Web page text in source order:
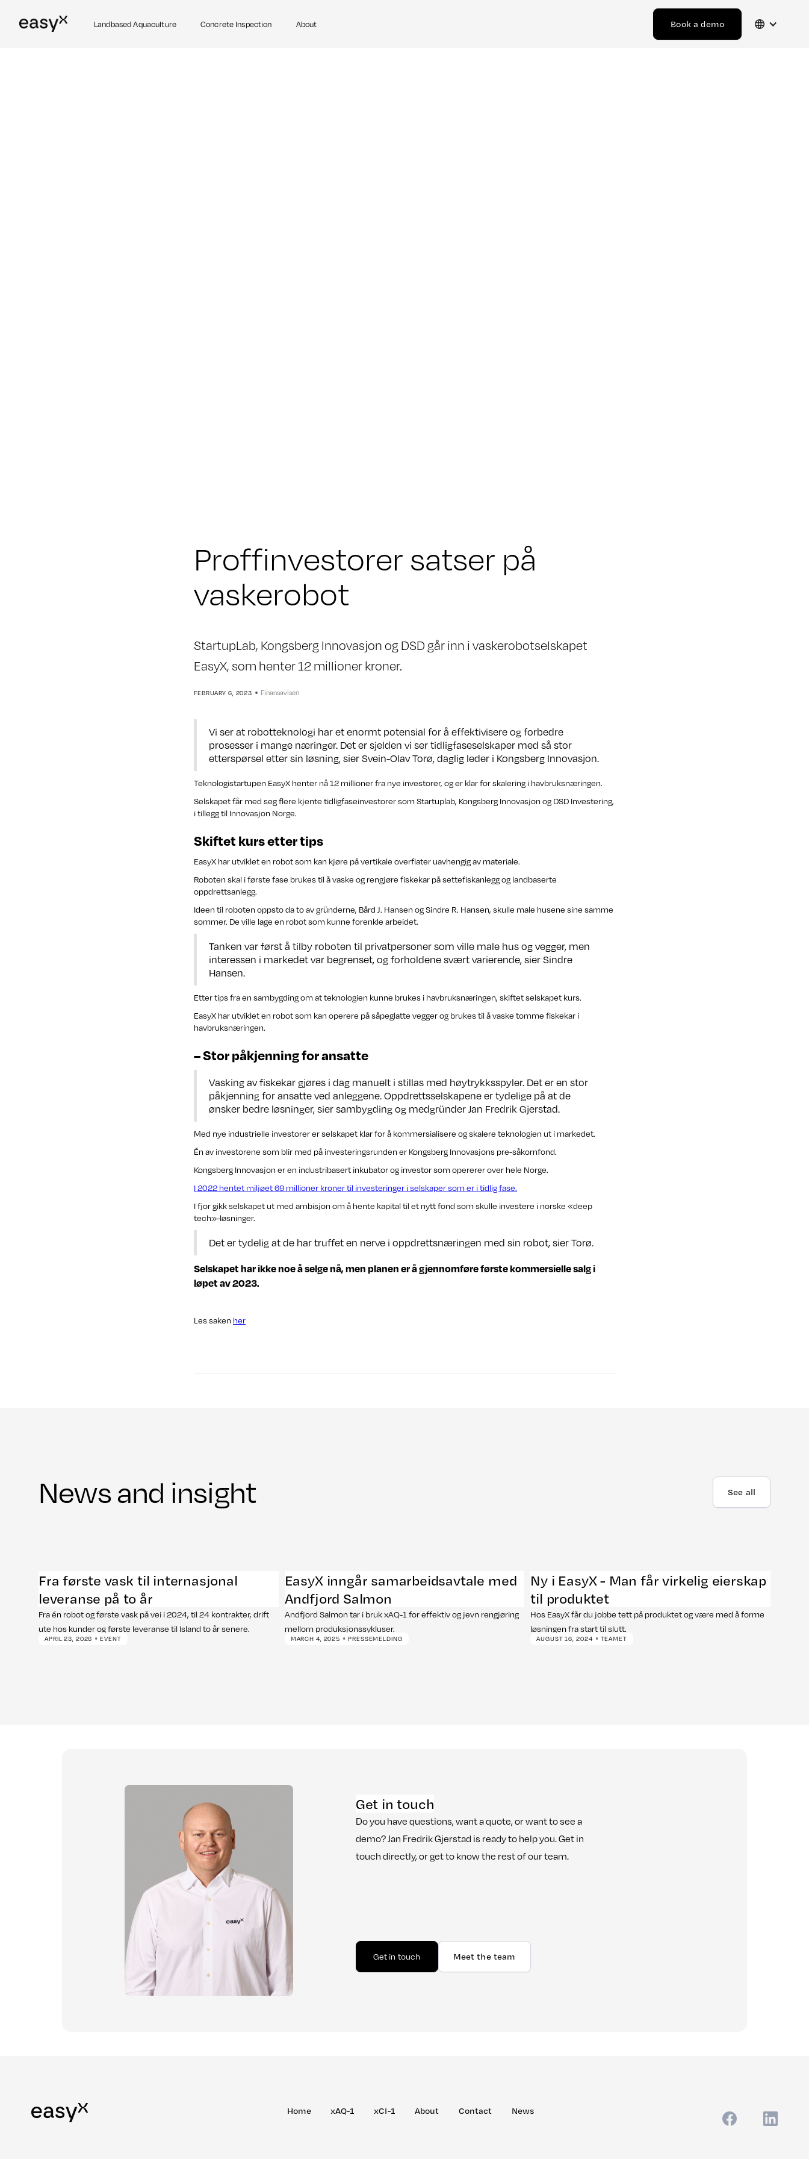
Landbased Aquaculture Concrete Inspection About Book a demo
Proffinvestorer satser på
vaskerobot
StartupLab, Kongsberg Innovasjon og DSD går inn i vaskerobotselskapet
EasyX, som henter 12 millioner kroner.
FEBRUARY 6, 2023 • Finansavisen
Vi ser at robotteknologi har et enormt potensial for å effektivisere og forbedre
prosesser i mange næringer. Det er sjelden vi ser tidligfaseselskaper med så stor
etterspørsel etter sin løsning, sier Svein-Olav Torø, daglig leder i Kongsberg Innovasjon.
Teknologistartupen EasyX henter nå 12 millioner fra nye investorer, og er klar for skalering i havbruksnæringen.
Selskapet får med seg flere kjente tidligfaseinvestorer som Startuplab, Kongsberg Innovasjon og DSD Investering,
i tillegg til Innovasjon Norge.
Skiftet kurs etter tips
EasyX har utviklet en robot som kan kjøre på vertikale overflater uavhengig av materiale.
Roboten skal i første fase brukes til å vaske og rengjøre fiskekar på settefiskanlegg og landbaserte
oppdrettsanlegg.
Ideen til roboten oppsto da to av gründerne, Bård J. Hansen og Sindre R. Hansen, skulle male husene sine samme
sommer. De ville lage en robot som kunne forenkle arbeidet.
Tanken var først å tilby roboten til privatpersoner som ville male hus og vegger, men
interessen i markedet var begrenset, og forholdene svært varierende, sier Sindre
Hansen.
Etter tips fra en sambygding om at teknologien kunne brukes i havbruksnæringen, skiftet selskapet kurs.
EasyX har utviklet en robot som kan operere på såpeglatte vegger og brukes til å vaske tomme fiskekar i
havbruksnæringen.
– Stor påkjenning for ansatte
Vasking av fiskekar gjøres i dag manuelt i stillas med høytrykksspyler. Det er en stor
påkjenning for ansatte ved anleggene. Oppdrettsselskapene er tydelige på at de
ønsker bedre løsninger, sier sambygding og medgründer Jan Fredrik Gjerstad.
Med nye industrielle investorer er selskapet klar for å kommersialisere og skalere teknologien ut i markedet.
Én av investorene som blir med på investeringsrunden er Kongsberg Innovasjons pre-såkornfond.
Kongsberg Innovasjon er en industribasert inkubator og investor som opererer over hele Norge.
I 2022 hentet miljøet 69 millioner kroner til investeringer i selskaper som er i tidlig fase.
I fjor gikk selskapet ut med ambisjon om å hente kapital til et nytt fond som skulle investere i norske «deep
tech»-løsninger.
Det er tydelig at de har truffet en nerve i oppdrettsnæringen med sin robot, sier Torø.
Selskapet har ikke noe å selge nå, men planen er å gjennomføre første kommersielle salg i
løpet av 2023.
Les saken her
News and insight See all
Fra første vask til internasjonal
leveranse på to år
Fra én robot og første vask på vei i 2024, til 24 kontrakter, drift
ute hos kunder og første leveranse til Island to år senere.
APRIL 23, 2026 • EVENT
EasyX inngår samarbeidsavtale med
Andfjord Salmon
Andfjord Salmon tar i bruk xAQ-1 for effektiv og jevn rengjøring
mellom produksjonssykluser.
MARCH 4, 2025 • PRESSEMELDING
Ny i EasyX - Man får virkelig eierskap
til produktet
Hos EasyX får du jobbe tett på produktet og være med å forme
løsningen fra start til slutt.
AUGUST 16, 2024 • TEAMET
Get in touch
Do you have questions, want a quote, or want to see a
demo? Jan Fredrik Gjerstad is ready to help you. Get in
touch directly, or get to know the rest of our team.
Get in touch Meet the team
Home xAQ-1 xCI-1 About Contact News